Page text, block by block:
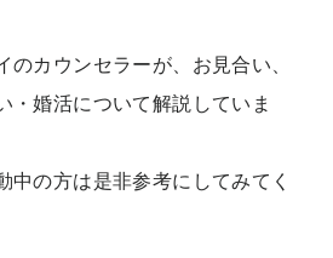
カウンセラーが、お見合い、
・婚活について解説していま
中の方は是非参考にしてみてく